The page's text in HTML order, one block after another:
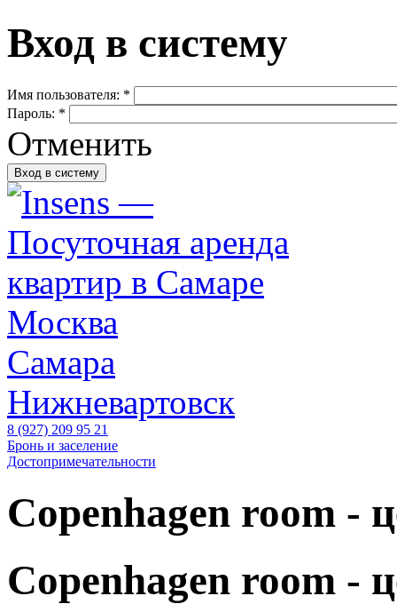
Вход в систему
Имя пользователя: *
Пароль: *
Отменить
Москва
Самара
Нижневартовск
8 (927) 209 95 21
Бронь и заселение
Достопримечательности
Copenhagen room -
Copenhagen room -